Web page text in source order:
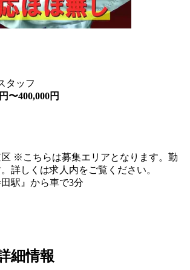
タッフ
円〜400,000円
※こちらは募集エリアとなります。勤
詳しくは求人内をご覧ください。
駅』から車で3分
細情報